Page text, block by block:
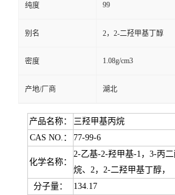
纯度 99
别名 2，2-二羟甲基丁醇
密度 1.08g/cm3
产地/厂商 湖北
产品名称：
三羟甲基丙烷
CAS NO.：
77-99-6
化学名称：
2-乙基-2-羟甲基-1，3-丙
烷、2，2-二羟甲基丁醇，
分子量：
134.17